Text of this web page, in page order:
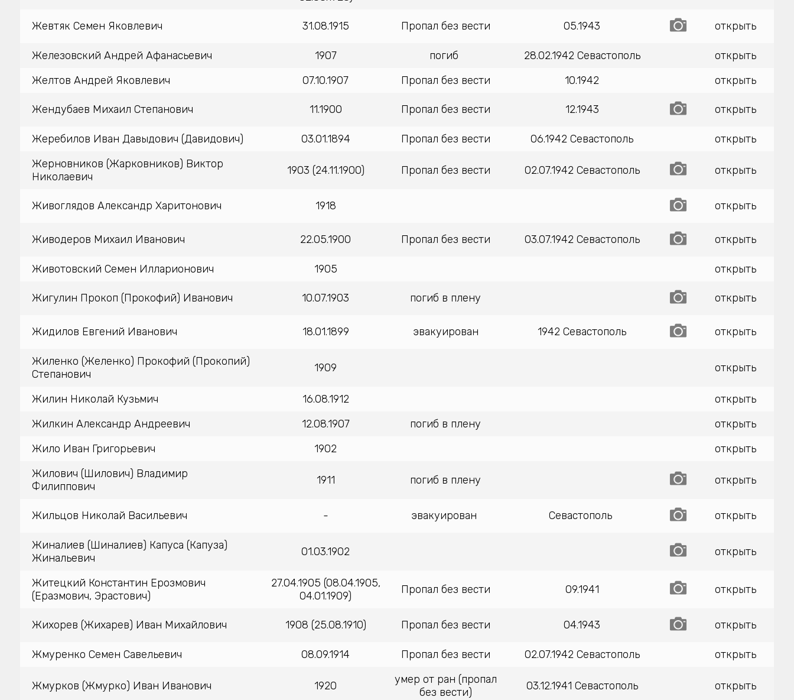
Жевтяк Семен Яковлевич 31.08.1915 Пропал без вести 05.1943 открыть
Железовский Андрей Афанасьевич 1907 погиб 28.02.1942 Севастополь
открыть
Желтов Андрей Яковлевич
07.10.1907 Пропал без вести 10.1942 открыть
Жендубаев Михаил Степанович 11.1900 Пропал без вести 12.1943 открыть
Жеребилов Иван Давыдович (Давидович) 03.01.1894 Пропал без вести 06.1942 Севастополь
открыть
Жерновников (Жарковников) Виктор
Николаевич
1903 (24.11.1900) Пропал без вести 02.07.1942 Севастополь открыть
Живоглядов Александр Харитонович 1918 открыть
Живодеров Михаил Иванович 22.05.1900 Пропал без вести 03.07.1942 Севастополь открыть
Животовский Семен Илларионович 1905 открыть
Жигулин Прокоп (Прокофий) Иванович 10.07.1903 погиб в плену открыть
Жидилов Евгений Иванович 18.01.1899 эвакуирован 1942 Севастополь открыть
Жиленко (Желенко) Прокофий (Прокопий)
Степанович
1909 открыть
Жилин Николай Кузьмич 16.08.1912
открыть
Жилкин Александр Андреевич
12.08.1907 погиб в плену
открыть
Жило Иван Григорьевич
1902
открыть
Жилович (Шилович) Владимир
Филиппович
1911 погиб в плену открыть
Жильцов Николай Васильевич - эвакуирован Севастополь открыть
Жиналиев (Шиналиев) Капуса (Капуза)
Жинальевич
01.03.1902 открыть
Житецкий Константин Ерозмович
(Еразмович, Эрастович)
27.04.1905 (08.04.1905,
04.01.1909)
Пропал без вести 09.1941 открыть
Жихорев (Жихарев) Иван Михайлович 1908 (25.08.1910) Пропал без вести 04.1943 открыть
Жмуренко Семен Савельевич 08.09.1914 Пропал без вести 02.07.1942 Севастополь открыть
Жмурков (Жмурко) Иван Иванович 1920
умер от ран (пропал
без вести)
03.12.1941 Севастополь открыть